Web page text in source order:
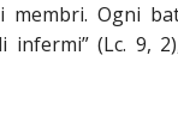
Ogni
(Lc. 9,